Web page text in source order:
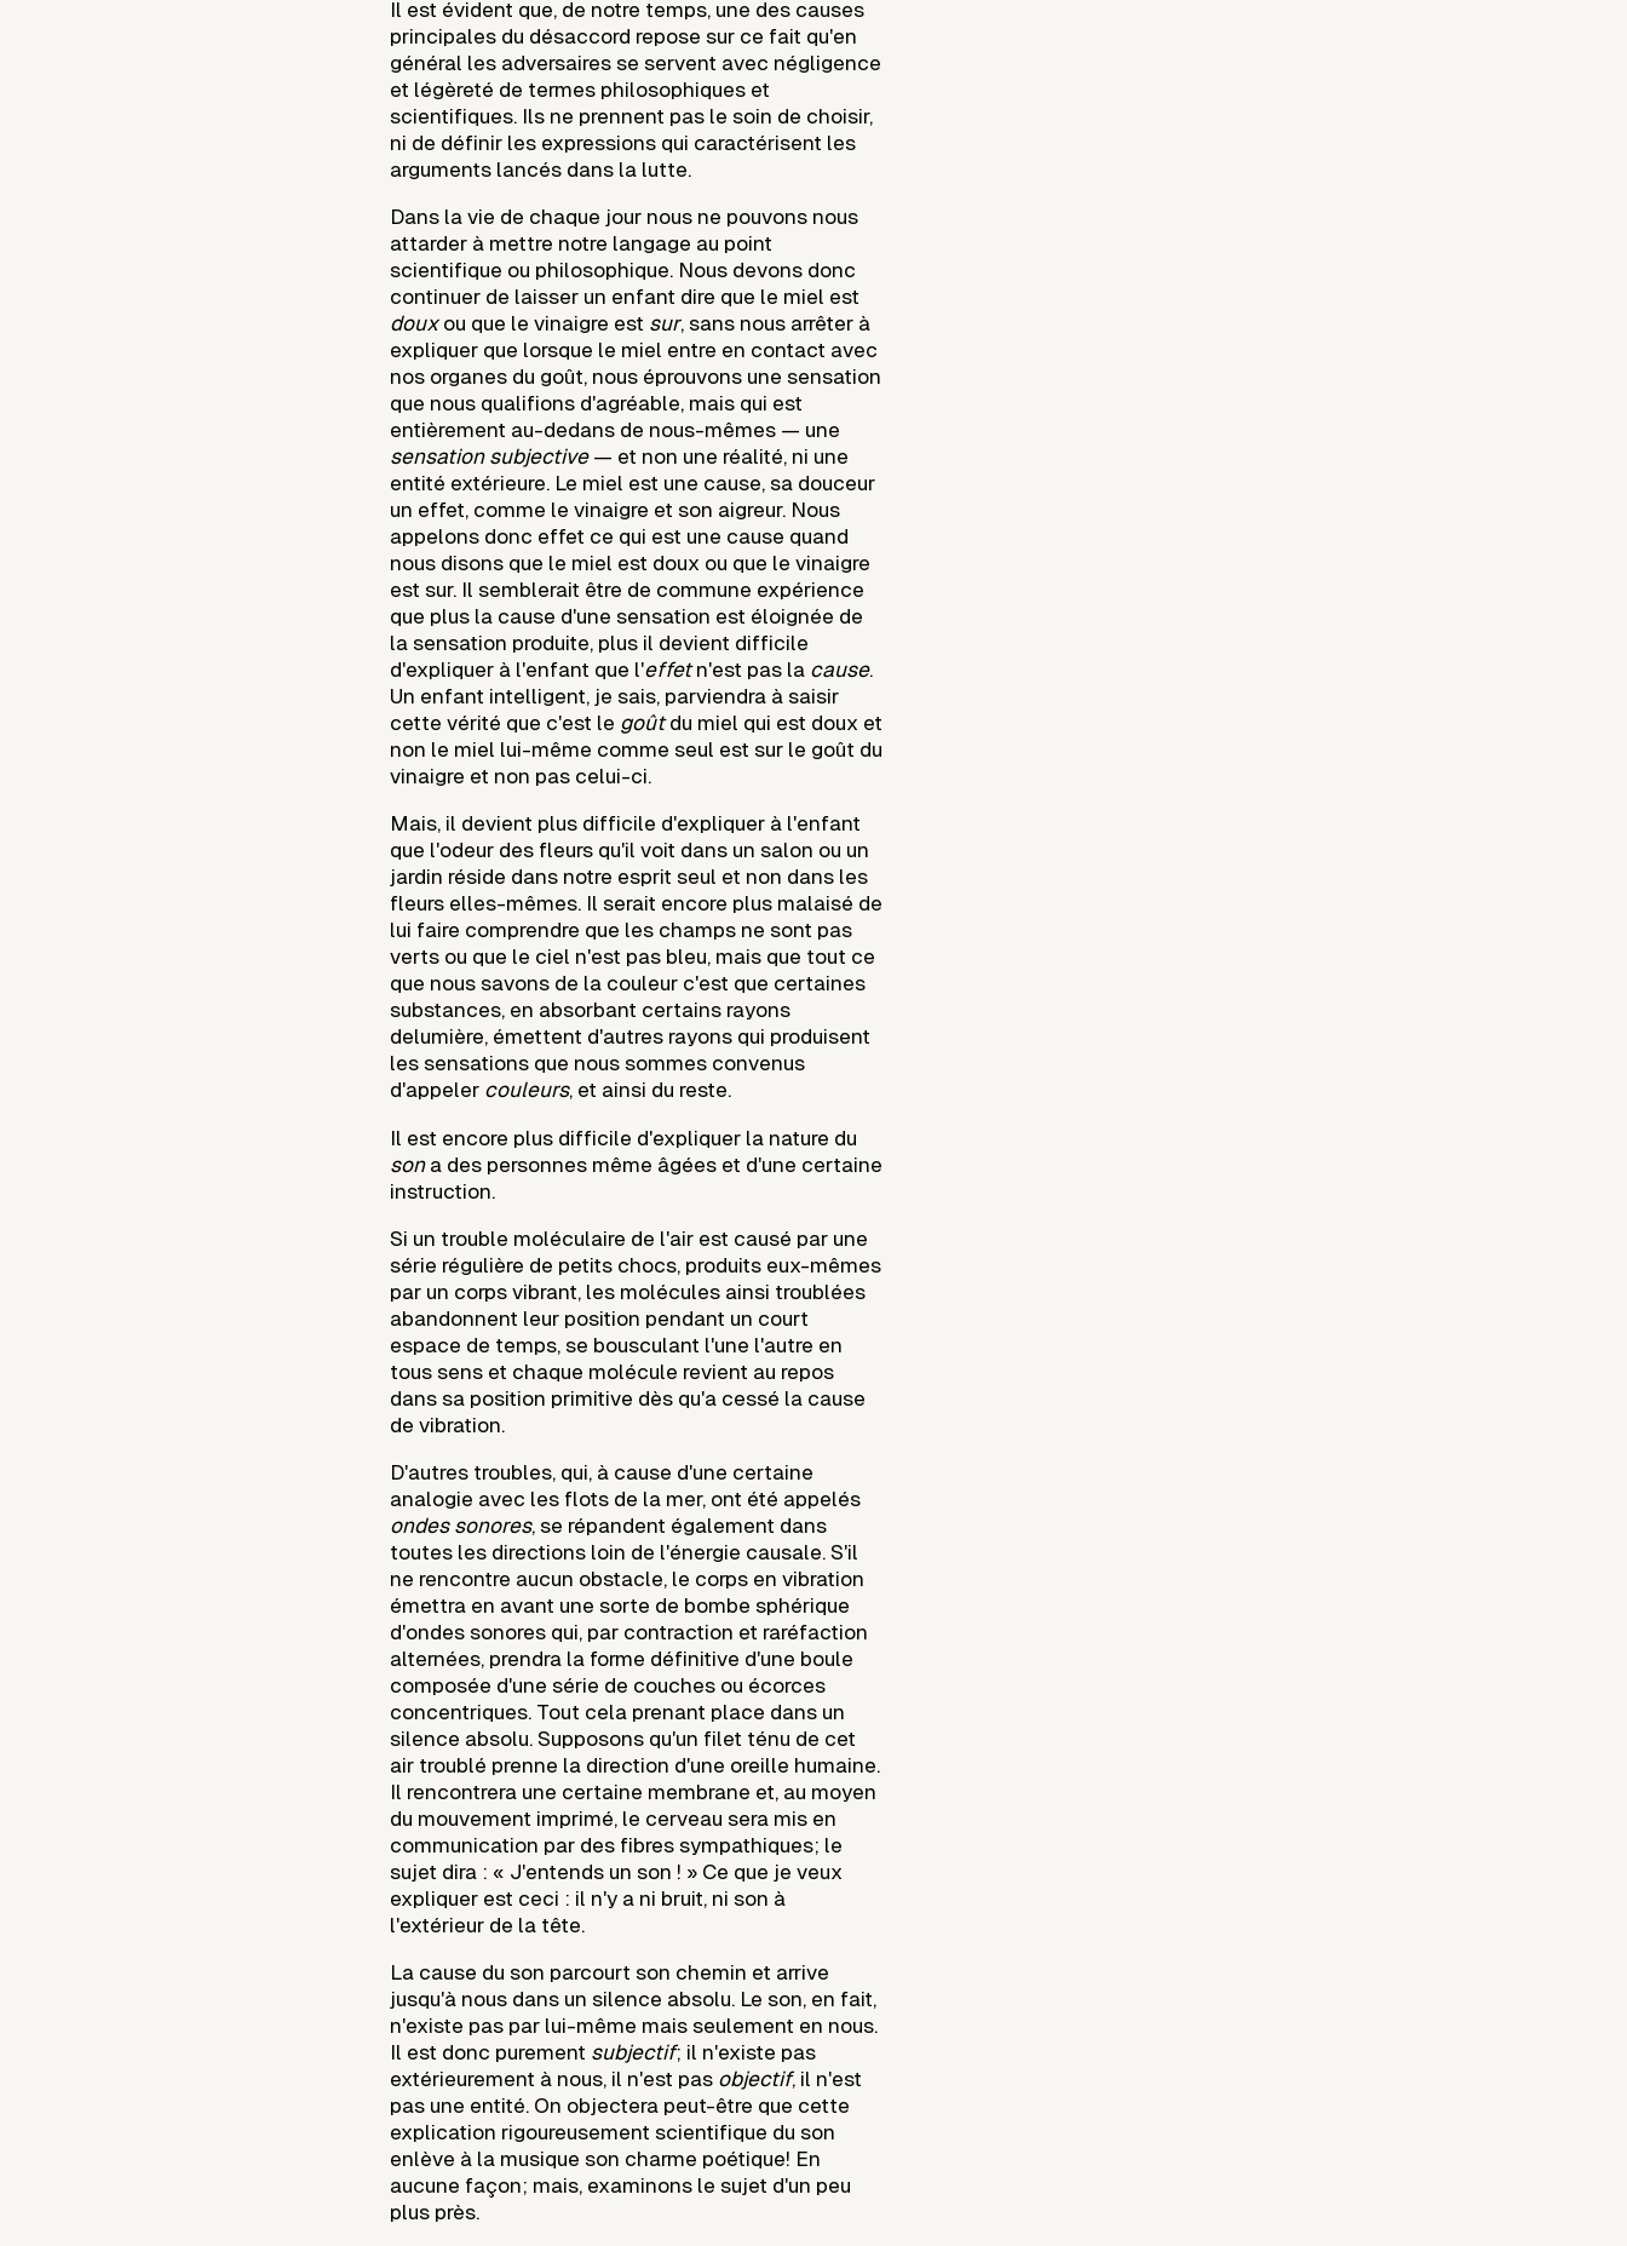
Il est évident que, de notre temps, une des causes
principales du désaccord repose sur ce fait qu'en
général les adversaires se servent avec négligence
et légèreté de termes philosophiques et
scientifiques. Ils ne prennent pas le soin de choisir,
ni de définir les expressions qui caractérisent les
arguments lancés dans la lutte.
Dans la vie de chaque jour nous ne pouvons nous
attarder à mettre notre langage au point
scientifique ou philosophique. Nous devons donc
continuer de laisser un enfant dire que le miel est
douxou que le vinaigre est sur, sans nous arrêter à
expliquer que lorsque le miel entre en contact avec
nos organes du goût, nous éprouvons une sensation
que nous qualifions d'agréable, mais qui est
entièrement au-dedans de nous-mêmes — une
sensation subjective— et non une réalité, ni une
entité extérieure. Le miel est une cause, sa douceur
un effet, comme le vinaigre et son aigreur. Nous
appelons donc effet ce qui est une cause quand
nous disons que le miel est doux ou que le vinaigre
est sur. Il semblerait être de commune expérience
que plus la cause d'une sensation est éloignée de
la sensation produite, plus il devient difficile
d'expliquer à l'enfant que l'effetn'est pas la cause.
Un enfant intelligent, je sais, parviendra à saisir
cette vérité que c'est le goûtdu miel qui est doux et
non le miel lui-même comme seul est sur le goût du
vinaigre et non pas celui-ci.
Mais, il devient plus difficile d'expliquer à l'enfant
que l'odeur des fleurs qu'il voit dans un salon ou un
jardin réside dans notre esprit seul et non dans les
fleurs elles-mêmes. Il serait encore plus malaisé de
lui faire comprendre que les champs ne sont pas
verts ou que le ciel n'est pas bleu, mais que tout ce
que nous savons de la couleur c'est que certaines
substances, en absorbant certains rayons
delumière, émettent d'autres rayons qui produisent
les sensations que nous sommes convenus
d'appeler couleurs, et ainsi du reste.
Il est encore plus difficile d'expliquer la nature du
sona des personnes même âgées et d'une certaine
instruction.
Si un trouble moléculaire de l'air est causé par une
série régulière de petits chocs, produits eux-mêmes
par un corps vibrant, les molécules ainsi troublées
abandonnent leur position pendant un court
espace de temps, se bousculant l'une l'autre en
tous sens et chaque molécule revient au repos
dans sa position primitive dès qu'a cessé la cause
de vibration.
D'autres troubles, qui, à cause d'une certaine
analogie avec les flots de la mer, ont été appelés
ondes sonores, se répandent également dans
toutes les directions loin de l'énergie causale. S'il
ne rencontre aucun obstacle, le corps en vibration
émettra en avant une sorte de bombe sphérique
d'ondes sonores qui, par contraction et raréfaction
alternées, prendra la forme définitive d'une boule
composée d'une série de couches ou écorces
concentriques. Tout cela prenant place dans un
silence absolu. Supposons qu'un filet ténu de cet
air troublé prenne la direction d'une oreille humaine.
Il rencontrera une certaine membrane et, au moyen
du mouvement imprimé, le cerveau sera mis en
communication par des fibres sympathiques; le
sujet dira : « J'entends un son ! » Ce que je veux
expliquer est ceci : il n'y a ni bruit, ni son à
l'extérieur de la tête.
La cause du son parcourt son chemin et arrive
jusqu'à nous dans un silence absolu. Le son, en fait,
n'existe pas par lui-même mais seulement en nous.
Il est donc purement subjectif; il n'existe pas
extérieurement à nous, il n'est pas objectif, il n'est
pas une entité. On objectera peut-être que cette
explication rigoureusement scientifique du son
enlève à la musique son charme poétique! En
aucune façon; mais, examinons le sujet d'un peu
plus près.